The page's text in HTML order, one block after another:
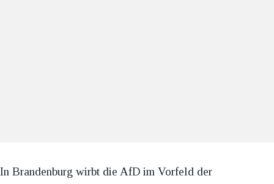
In Brandenburg wirbt die AfD im Vorfeld der